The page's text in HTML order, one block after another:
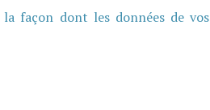
façon dont les données de vos